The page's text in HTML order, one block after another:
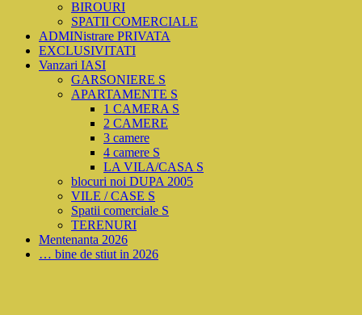
BIROURI
SPATII COMERCIALE
ADMINistrare PRIVATA
EXCLUSIVITATI
Vanzari IASI
GARSONIERE S
APARTAMENTE S
1 CAMERA S
2 CAMERE
3 camere
4 camere S
LA VILA/CASA S
blocuri noi DUPA 2005
VILE / CASE S
Spatii comerciale S
TERENURI
Mentenanta 2026
… bine de stiut in 2026